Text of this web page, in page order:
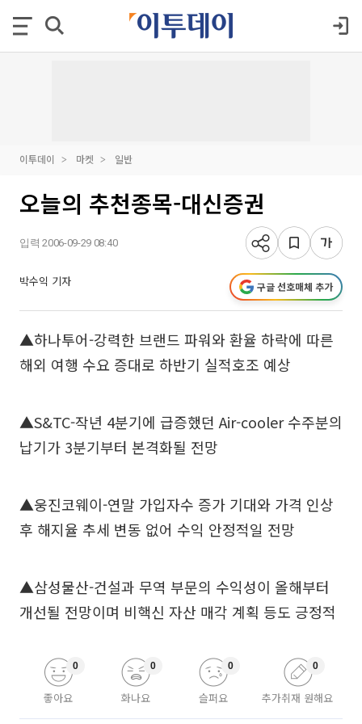
이투데이 마켓 일반
오늘의 추천종목-대신증권
입력 2006-09-29 08:40
박수익 기자 구글 선호매체 추가
▲하나투어-강력한 브랜드 파워와 환율 하락에 따른
해외 여행 수요 증대로 하반기 실적호조 예상
▲S&TC-작년 4분기에 급증했던 Air-cooler 수주분의
납기가 3분기부터 본격화될 전망
▲웅진코웨이-연말 가입자수 증가 기대와 가격 인상
후 해지율 추세 변동 없어 수익 안정적일 전망
▲삼성물산-건설과 무역 부문의 수익성이 올해부터
개선될 전망이며 비핵신 자산 매각 계획 등도 긍정적
좋아요
0
화나요
0
슬퍼요
0
추가취재 원해요
0